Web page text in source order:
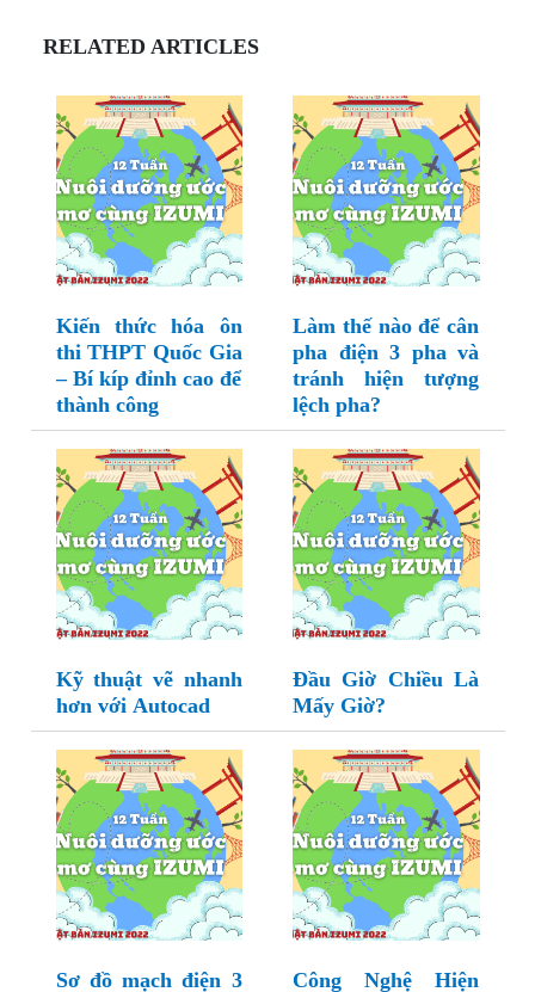
RELATED ARTICLES
Kiến thức hóa ôn
thi THPT Quốc Gia
– Bí kíp đỉnh cao để
thành công
Làm thế nào để cân
pha điện 3 pha và
tránh hiện tượng
lệch pha?
Kỹ thuật vẽ nhanh
hơn với Autocad
Đầu Giờ Chiều Là
Mấy Giờ?
Sơ đồ mạch điện 3 Công Nghệ Hiện